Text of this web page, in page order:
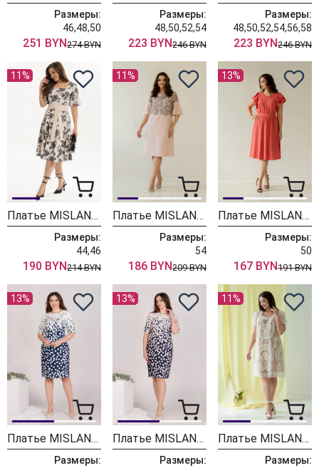
Размеры:
46,48,50
251 BYN274 BYN
Размеры:
48,50,52,54
223 BYN246 BYN
Размеры:
48,50,52,54,56,58
223 BYN246 BYN
11%
Платье MISLANA WOMEN 761 цветы
Размеры:
44,46
190 BYN214 BYN
11%
Платье MISLANA WOMEN 784
Размеры:
54
186 BYN209 BYN
13%
Платье MISLANA WOMEN 781
Размеры:
50
167 BYN191 BYN
13%
Платье MISLANA WOMEN 728/1
Размеры:
13%
Платье MISLANA WOMEN 728
Размеры:
11%
Платье MISLANA WOMEN 672/1
Размеры: